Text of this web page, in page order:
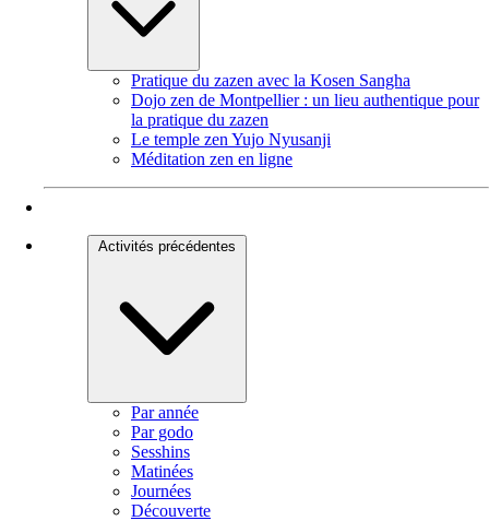
Pratique du zazen avec la Kosen Sangha
Dojo zen de Montpellier : un lieu authentique pour
la pratique du zazen
Le temple zen Yujo Nyusanji
Méditation zen en ligne
Activités précédentes
Par année
Par godo
Sesshins
Matinées
Journées
Découverte